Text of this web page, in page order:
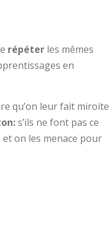
répéter les mêmes
en
qu’on leur fait
s’ils ne font pas ce
on les menace pour